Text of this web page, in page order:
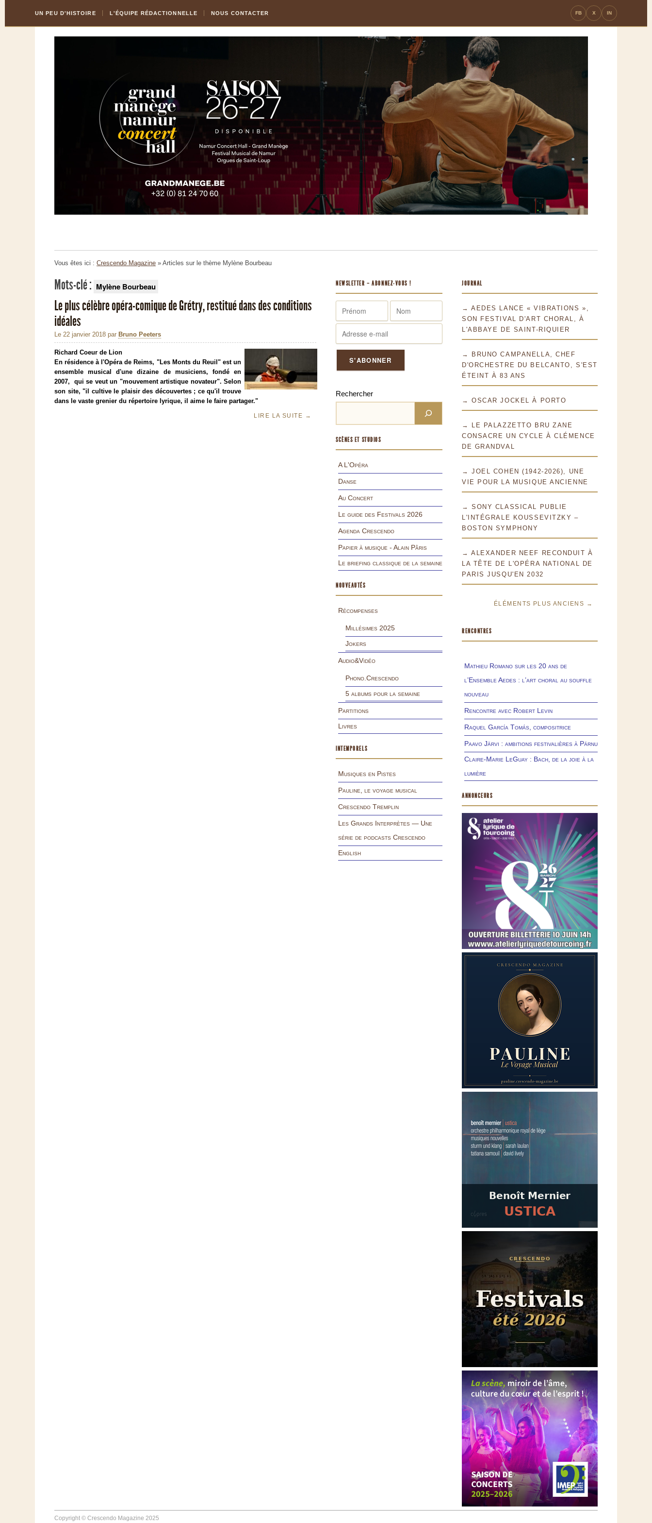
Content
la
UN PEU D'HISTOIRE L'ÉQUIPE RÉDACTIONNELLE NOUS CONTACTER FB X IN
Vous êtes ici : Crescendo Magazine » Articles sur le thème Mylène Bourbeau
Mots-clé : Mylène Bourbeau
Le plus célèbre opéra-comique de Grétry, restitué dans des conditions
idéales
Le 22 janvier 2018 par Bruno Peeters
Richard Coeur de Lion
En résidence à l'Opéra de Reims, "Les Monts du Reuil" est un
ensemble musical d'une dizaine de musiciens, fondé en
2007,
qui se veut un "mouvement artistique novateur". Selon
son site, "il cultive le plaisir des découvertes ; ce qu'il trouve
dans le vaste grenier du répertoire lyrique, il aime le faire partager."
LIRE LA SUITE →
NEWSLETTER – ABONNEZ-VOUS !
Rechercher
SCÈNES ET STUDIOS
A L'Opéra
Danse
Au Concert
Le guide des Festivals 2026
Agenda Crescendo
Papier à musique - Alain Pâris
Le briefing classique de la semaine
NOUVEAUTÉS
Récompenses
Millésimes 2025
Jokers
Audio&Vidéo
Phono.Crescendo
5 albums pour la semaine
Partitions
Livres
INTEMPORELS
Musiques en Pistes
Pauline, le voyage musical
Crescendo Tremplin
Les Grands Interprètes — Une
série de podcasts Crescendo
English
JOURNAL
→ AEDES LANCE « VIBRATIONS »,
SON FESTIVAL D'ART CHORAL, À
L'ABBAYE DE SAINT-RIQUIER
→ BRUNO CAMPANELLA, CHEF
D'ORCHESTRE DU BELCANTO, S'EST
ÉTEINT À 83 ANS
→ OSCAR JOCKEL À PORTO
→ LE PALAZZETTO BRU ZANE
CONSACRE UN CYCLE À CLÉMENCE
DE GRANDVAL
→ JOEL COHEN (1942-2026), UNE
VIE POUR LA MUSIQUE ANCIENNE
→ SONY CLASSICAL PUBLIE
L'INTÉGRALE KOUSSEVITZKY –
BOSTON SYMPHONY
→ ALEXANDER NEEF RECONDUIT À
LA TÊTE DE L'OPÉRA NATIONAL DE
PARIS JUSQU'EN 2032
ÉLÉMENTS PLUS ANCIENS →
RENCONTRES
Mathieu Romano sur les 20 ans de
l’Ensemble Aedes : l’art choral au souffle
nouveau
Rencontre avec Robert Levin
Raquel García Tomás, compositrice
Paavo Järvi : ambitions festivalières à Pärnu
Claire-Marie LeGuay : Bach, de la joie à la
lumière
ANNONCEURS
Copyright © Crescendo Magazine 2025